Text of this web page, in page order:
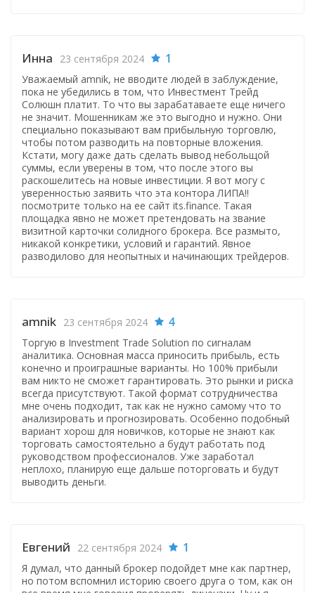
Инна 23 сентября 2024 1
Уважаемый amnik, не вводите людей в заблуждение,
пока не убедились в том, что Инвестмент Трейд
Солюшн платит. То что вы зарабатаваете еще ничего
не значит. Мошенникам же это выгодно и нужно. Они
специально показывают вам прибыльную торговлю,
чтобы потом разводить на повторные вложения.
Кстати, могу даже дать сделать вывод небольщой
суммы, если уверены в том, что после этого вы
раскошелитесь на новые инвестиции. Я вот могу с
уверенностью заявить что эта контора ЛИПА!!
посмотрите только на ее сайт its.finance. Такая
площадка явно не может претендовать на звание
визитной карточки солидного брокера. Все размыто,
никакой конкретики, условий и гарантий. Явное
разводилово для неопытных и начинающих трейдеров.
amnik 23 сентября 2024 4
Торгую в Investment Trade Solution по сигналам
аналитика. Основная масса приносить прибыль, есть
конечно и проиграшные варианты. Но 100% прибыли
вам никто не сможет гарантировать. Это рынки и риска
всегда присутствуют. Такой формат сотрудничества
мне очень подходит, так как не нужно самому что то
анализировать и прогнозировать. Особенно подобный
вариант хорош для новичков, которые не знают как
торговать самостоятельно а будут работать под
руководством профессионалов. Уже заработал
неплохо, планирую еще дальше поторговать и будут
выводить деньги.
Евгений 22 сентября 2024 1
Я думал, что данный брокер подойдет мне как партнер,
но потом вспомнил историю своего друга о том, как он